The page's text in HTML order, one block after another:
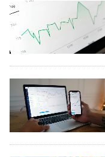
商
科
技
職
場
生